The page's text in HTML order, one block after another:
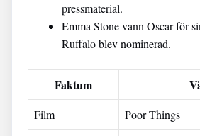
pressmaterial.
Emma Stone vann Oscar för
Ruffalo blev nominerad.
Faktum
Film
Poor Things